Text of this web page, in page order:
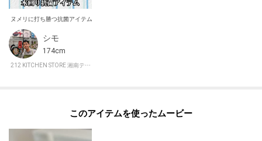
ヌメリに打ち勝つ抗菌アイテム！
シモ
174cm
212 KITCHEN STORE 湘南テラスモール
このアイテムを使ったムービー